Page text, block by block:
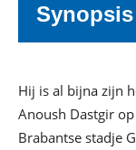
Synopsis
Hij is al bijna zijn
Anoush Dastgir
Brabantse stadje